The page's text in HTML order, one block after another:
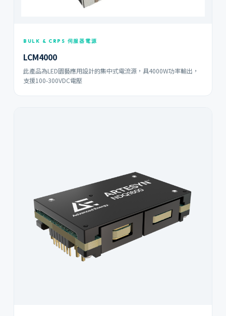
BULK & CRPS 伺服器電源
LCM4000
此產品為LED園藝應用設計的集中式電流源，具4000W功率輸出，
支援100-300VDC電壓